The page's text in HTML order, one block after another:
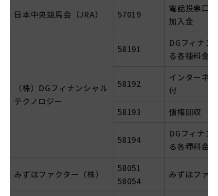
日本中央競馬会（JRA） 57019
電話投票口
加入金
（株）DGフィナンシャル
テクノロジー
58191
DGフィナン
る各種料金
58192
インターネ
付
58193
債権回収
58194
DGフィナン
る各種料金
みずほファクター（株）
58051
58054
みずほファ